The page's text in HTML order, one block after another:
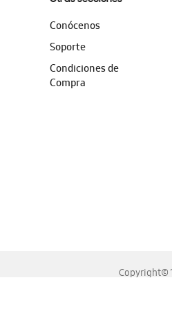
Conócenos
Soporte
Condiciones de
Compra
Copyright©